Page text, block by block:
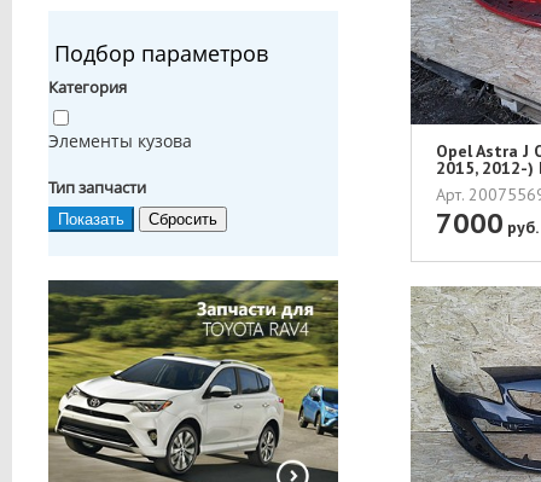
Подбор параметров
Категория
Элементы кузова
Тип запчасти
Opel Astra J
2015, 2012-
Арт.
7000 руб.